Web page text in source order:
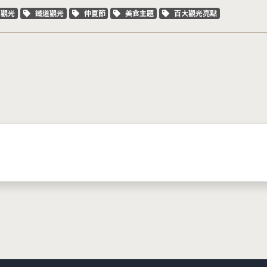
籤
光 關鍵字標籤
鐵道觀光 關鍵字標籤
仲夏節 關鍵字標籤
美食主題 關鍵字標籤
百大觀光亮點